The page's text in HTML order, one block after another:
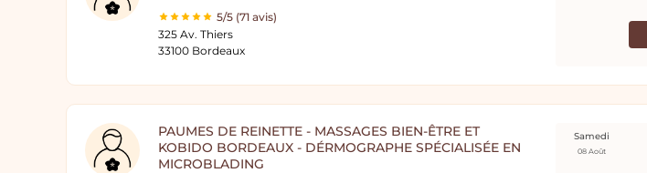
5/5 (71 avis)
325 Av. Thiers
33100 Bordeaux
PAUMES DE REINETTE - MASSAGES BIEN-ÊTRE ET
KOBIDO BORDEAUX - DÉRMOGRAPHE SPÉCIALISÉE EN
MICROBLADING
Samedi
08 Août